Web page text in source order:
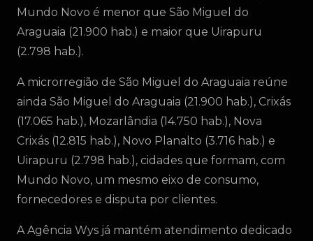
Mundo Novo é menor que São Miguel do
Araguaia (21.900 hab.) e maior que Uirapuru
(2.798 hab.).
A microrregião de São Miguel do Araguaia reúne
ainda São Miguel do Araguaia (21.900 hab.), Crixás
(17.065 hab.), Mozarlândia (14.750 hab.), Nova
Crixás (12.815 hab.), Novo Planalto (3.716 hab.) e
Uirapuru (2.798 hab.), cidades que formam, com
Mundo Novo, um mesmo eixo de consumo,
fornecedores e disputa por clientes.
A Agência Wys já mantém atendimento dedicado